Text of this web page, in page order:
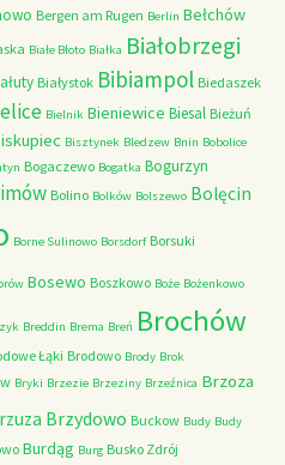
Bergen am Rugen Berlin Bełchów
Białe Błoto Białka Białobrzegi
Białystok Bibiampol Biedaszek
Bielnik Bieniewice Biesal Bieżuń
Bisztynek Bledzew Bnin Bobolice
Bogaczewo Bogatka Bogurzyn
Bolino Bolków Bolszewo Bolęcin
Borne Sulinowo Borsdorf Borsuki
Bosewo Boszkowo Boże Bożenkowo
Breddin Brema Breń Brochów
Łąki Brodowo Brody Brok
Bryki Brzezie Brzeziny Brzeźnica Brzoza
Brzydowo Buckow Budy Budy
Burdąg Burg Busko Zdrój